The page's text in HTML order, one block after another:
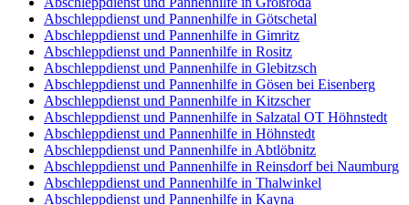
Abschleppdienst und Pannenhilfe in Götschetal
Abschleppdienst und Pannenhilfe in Gimritz
Abschleppdienst und Pannenhilfe in Rositz
Abschleppdienst und Pannenhilfe in Glebitzsch
Abschleppdienst und Pannenhilfe in Gösen bei Eisenberg
Abschleppdienst und Pannenhilfe in Kitzscher
Abschleppdienst und Pannenhilfe in Salzatal OT Höhnstedt
Abschleppdienst und Pannenhilfe in Höhnstedt
Abschleppdienst und Pannenhilfe in Abtlöbnitz
Abschleppdienst und Pannenhilfe in Reinsdorf bei Naumburg
Abschleppdienst und Pannenhilfe in Thalwinkel
Abschleppdienst und Pannenhilfe in Kayna